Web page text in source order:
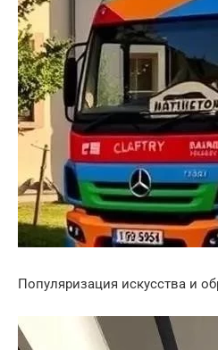
Популяризация искусства и